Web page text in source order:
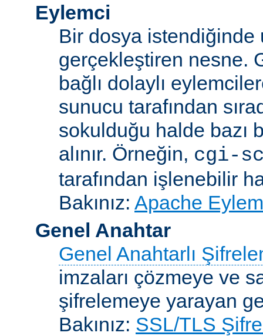
Eylemci
Bir dosya
gerçekleştiren nesne.
bağlı dolaylı
sunucu tarafından
sokulduğu halde bazı
alınır. Örneğin, cgi-
tarafından işlenebilir
Bakınız: Apache
Genel Anahtar
Genel Anahtarlı
imzaları çözmeye ve
şifrelemeye yarayan
Bakınız: SSL/TLS